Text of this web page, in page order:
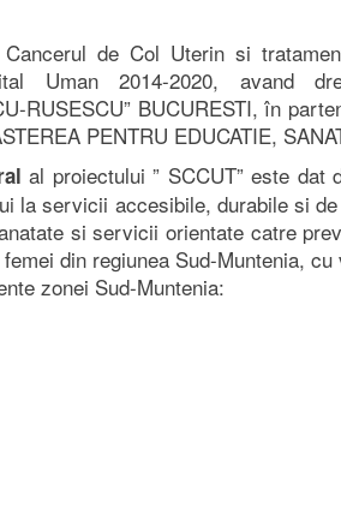
Cancerul de Col Uterin si
Uman 2014-2020, avand
RUSESCU” BUCURESTI, în
PENTRU EDUCATIE,
al proiectului ” SCCUT” este
la servicii accesibile, durabile si
si servicii orientate catre
din regiunea Sud-Muntenia,
zonei Sud-Muntenia: